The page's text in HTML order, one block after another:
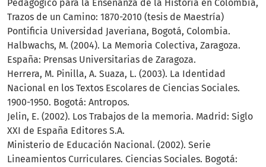
Pedagógico para la Enseñanza de la Historia en Colombia,
Trazos de un Camino: 1870-2010 (tesis de Maestría)
Pontificia Universidad Javeriana, Bogotá, Colombia.
Halbwachs, M. (2004). La Memoria Colectiva, Zaragoza.
España: Prensas Universitarias de Zaragoza.
Herrera, M. Pinilla, A. Suaza, L. (2003). La Identidad
Nacional en los Textos Escolares de Ciencias Sociales.
1900-1950. Bogotá: Antropos.
Jelin, E. (2002). Los Trabajos de la memoria. Madrid: Siglo
XXI de España Editores S.A.
Ministerio de Educación Nacional. (2002). Serie
Lineamientos Curriculares. Ciencias Sociales. Bogotá: